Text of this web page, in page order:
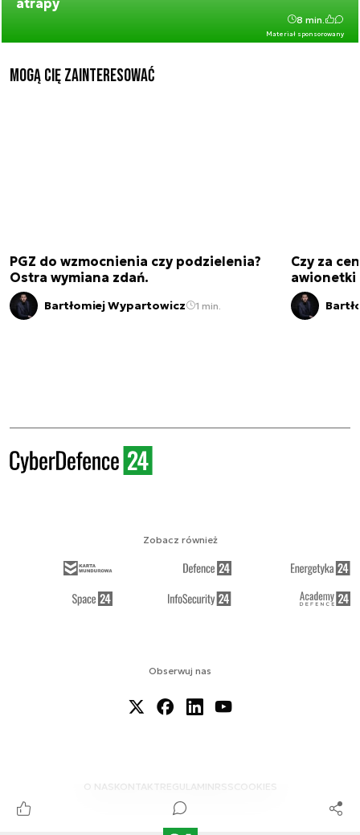
Materiał sponsorowany
8 min.
Mogą Cię zainteresować
PGZ do wzmocnienia czy podzielenia?
Ostra wymiana zdań.
Bartłomiej Wypartowicz 1 min.
Czy za
awionetki
Obserwuj nas
O NAS KONTAKTREGULAMINRSS COOKIES
Zobacz również